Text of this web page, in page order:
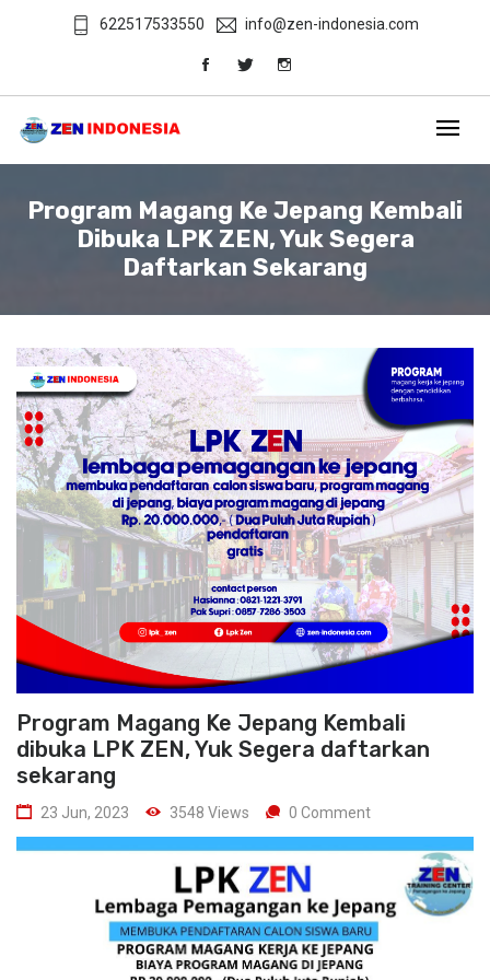
622517533550 info@zen-indonesia.com
Program Magang Ke Jepang Kembali
Dibuka LPK ZEN, Yuk Segera
Daftarkan Sekarang
Program Magang Ke Jepang Kembali
dibuka LPK ZEN, Yuk Segera daftarkan
sekarang
23 Jun, 2023 3548 Views 0 Comment